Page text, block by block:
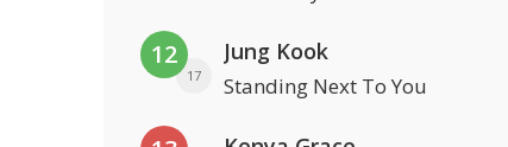
12
17
Jung Kook
Standing Next To You